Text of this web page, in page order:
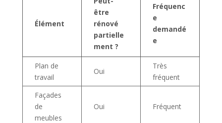
Élément
être
rénové
partielle
ment ?
Fréquenc
e
demandé
e
Plan de
travail
Oui
Très
fréquent
Façades
de
meubles
Oui Fréquent